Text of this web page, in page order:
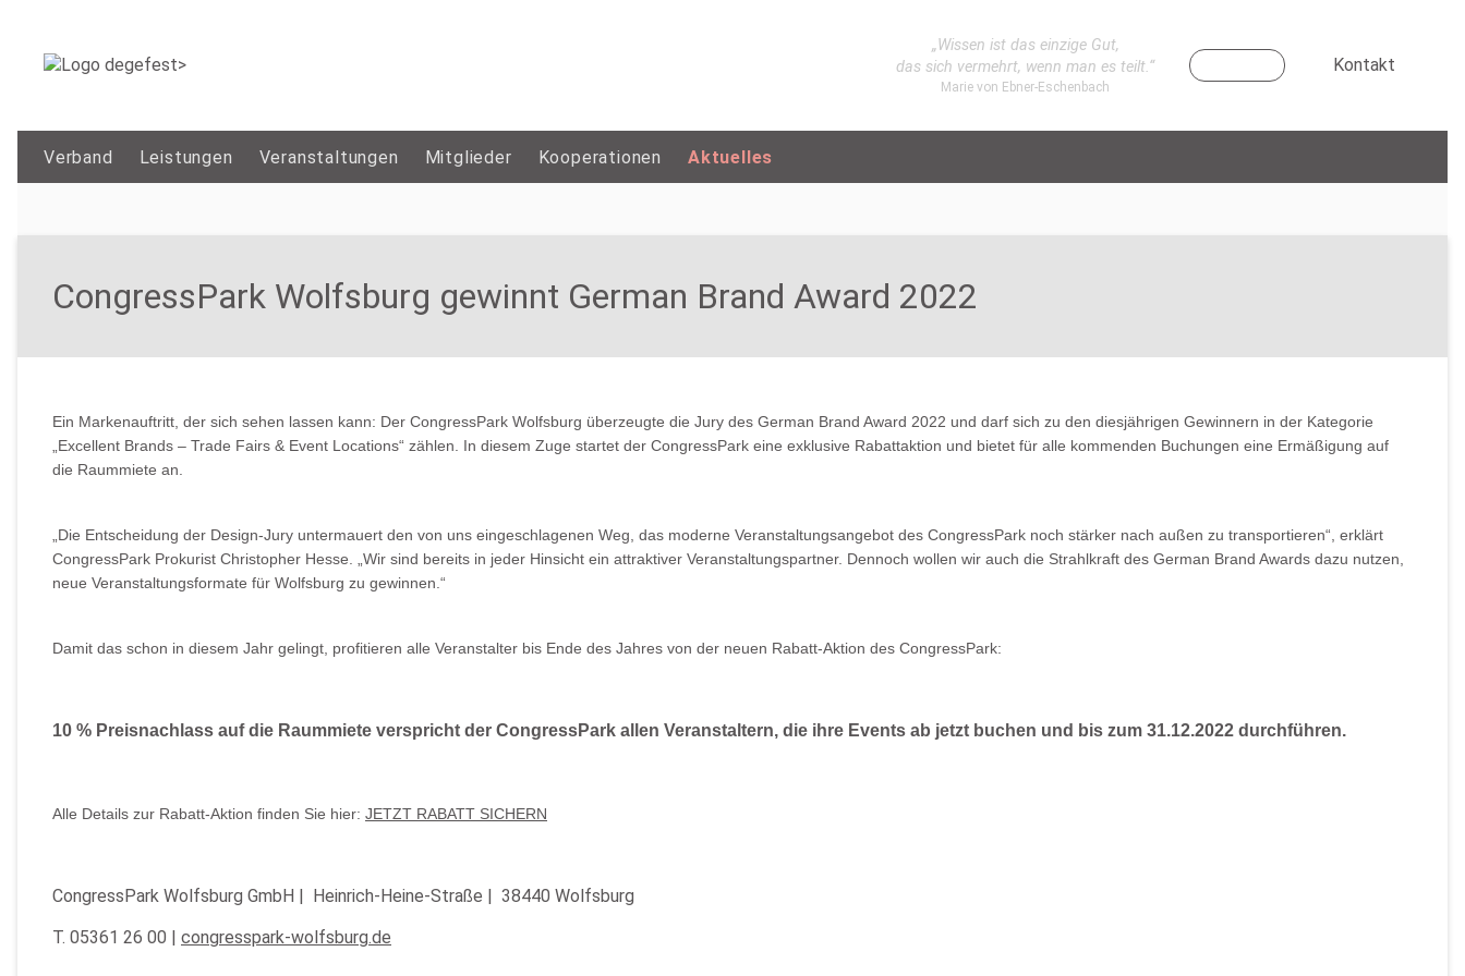
„Wissen ist das einzige Gut,
das sich vermehrt, wenn man es teilt.“
Marie von Ebner-Eschenbach
Kontakt
Verband Leistungen Veranstaltungen Mitglieder Kooperationen Aktuelles
CongressPark Wolfsburg gewinnt German Brand Award 2022
Ein Markenauftritt, der sich sehen lassen kann: Der CongressPark Wolfsburg überzeugte die Jury des German Brand Award 2022 und darf sich zu den diesjährigen Gewinnern in der Kategorie
„Excellent Brands – Trade Fairs & Event Locations“ zählen. In diesem Zuge startet der CongressPark eine exklusive Rabattaktion und bietet für alle kommenden Buchungen eine Ermäßigung auf
die Raummiete an.
„Die Entscheidung der Design-Jury untermauert den von uns eingeschlagenen Weg, das moderne Veranstaltungsangebot des CongressPark noch stärker nach außen zu transportieren“, erklärt
CongressPark Prokurist Christopher Hesse. „Wir sind bereits in jeder Hinsicht ein attraktiver Veranstaltungspartner. Dennoch wollen wir auch die Strahlkraft des German Brand Awards dazu nutzen,
neue Veranstaltungsformate für Wolfsburg zu gewinnen.“
Damit das schon in diesem Jahr gelingt, profitieren alle Veranstalter bis Ende des Jahres von der neuen Rabatt-Aktion des CongressPark:
10 % Preisnachlass auf die Raummiete verspricht der CongressPark allen Veranstaltern, die ihre Events ab jetzt buchen und bis zum 31.12.2022 durchführen.
Alle Details zur Rabatt-Aktion finden Sie hier: JETZT RABATT SICHERN
CongressPark Wolfsburg GmbH | Heinrich-Heine-Straße | 38440 Wolfsburg
T. 05361 26 00 | congresspark-wolfsburg.de